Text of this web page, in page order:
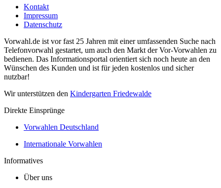
Kontakt
Impressum
Datenschutz
Vorwahl.de ist vor fast 25 Jahren mit einer umfassenden Suche nach
Telefonvorwahl gestartet, um auch den Markt der Vor-Vorwahlen zu
bedienen. Das Informationsportal orientiert sich noch heute an den
Wünschen des Kunden und ist für jeden kostenlos und sicher
nutzbar!
Wir unterstützen den Kindergarten Friedewalde
Direkte Einsprünge
Vorwahlen Deutschland
Internationale Vorwahlen
Informatives
Über uns